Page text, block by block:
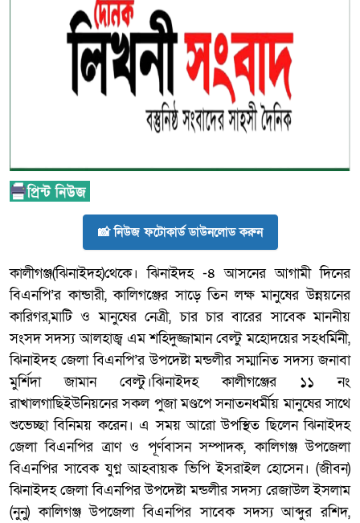
📸 নিউজ ফটোকার্ড ডাউনলোড করুন
কালীগঞ্জ(ঝিনাইদহ)থেকে। ঝিনাইদহ -৪ আসনের আগামী দিনের
বিএনপি’র কান্ডারী, কালিগঞ্জের সাড়ে তিন লক্ষ মানুষের উন্নয়নের
কারিগর,মাটি ও মানুষের নেত্রী, চার চার বারের সাবেক মাননীয়
সংসদ সদস্য আলহাজ্ব এম শহিদুজ্জামান বেল্টু মহোদয়ের সহধর্মিনী,
ঝিনাইদহ জেলা বিএনপি’র উপদেষ্টা মন্ডলীর সম্মানিত সদস্য জনাবা
মুর্শিদা জামান বেল্টু।ঝিনাইদহ কালীগঞ্জের ১১ নং
রাখালগাছিইউনিয়নের সকল পুজা মণ্ডপে সনাতনধর্মীয় মানুষের সাথে
শুভেচ্ছা বিনিময় করেন। এ সময় আরো উপস্থিত ছিলেন ঝিনাইদহ
জেলা বিএনপির ত্রাণ ও পূর্ণবাসন সম্পাদক, কালিগঞ্জ উপজেলা
বিএনপির সাবেক যুগ্ন আহবায়ক ভিপি ইসরাইল হোসেন। (জীবন)
ঝিনাইদহ জেলা বিএনপির উপদেষ্টা মন্ডলীর সদস্য রেজাউল ইসলাম
(নুনু) কালিগঞ্জ উপজেলা বিএনপির সাবেক সদস্য আব্দুর রশিদ,